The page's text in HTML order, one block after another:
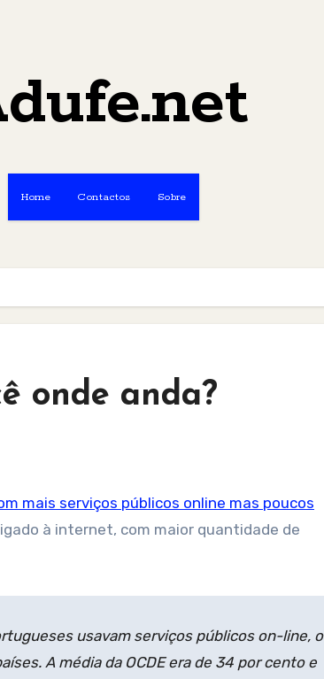
Home Contactos Sobre
onde anda?
mais serviços públicos online mas poucos
à internet, com maior quantidade de
usavam serviços públicos on-line, o
A média da OCDE era de 34 por cento e